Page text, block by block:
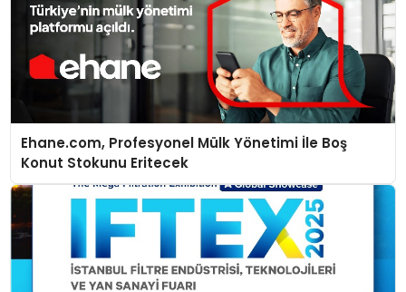
Ehane.com, Profesyonel Mülk Yönetimi İle Boş
Konut Stokunu Eritecek